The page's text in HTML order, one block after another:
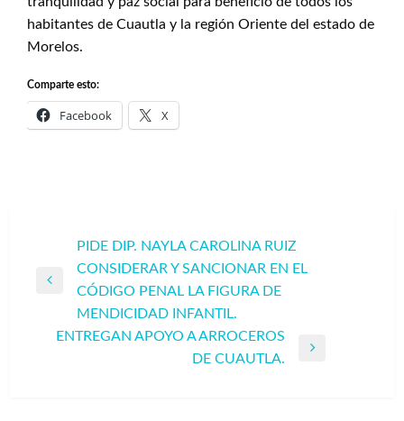
habitantes de Cuautla y la región Oriente del estado de
Morelos.
Comparte esto:
Facebook X
Navegación
de
entradas
Entrada
anterior
PIDE DIP. NAYLA CAROLINA RUIZ
CONSIDERAR Y SANCIONAR EN EL
CÓDIGO PENAL LA FIGURA DE
MENDICIDAD INFANTIL.
ENTREGAN APOYO A ARROCEROS
DE CUAUTLA.